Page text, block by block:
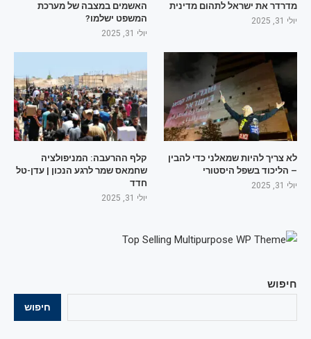
חיפוש
חיפוש
מדרדר את ישראל לתהום מדינית
יולי 31, 2025
האשמים במצבה של מערכת
המשפט ישלמו?
יולי 31, 2025
לא צריך להיות שמאלני כדי להבין
– הליכוד בשפל היסטורי
יולי 31, 2025
קלף ההרעבה: המניפולציה
שחמאס שמר לרגע הנכון | עדן-טל
חדד
יולי 31, 2025